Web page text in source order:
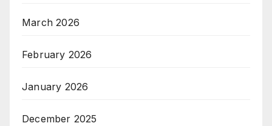
March 2026
February 2026
January 2026
December 2025